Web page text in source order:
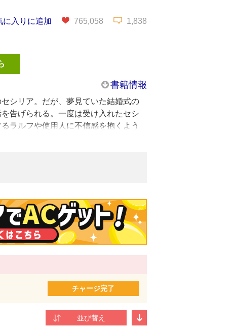
に入りに追加
765,058 1,838
書籍情報
シリア。だが、夢見ていた結婚式の
告げられる。一度は受け入れたセシ
ラルフや使用人に不信感を抱くよう
から脱出することを決意するけれど
チャージ完了